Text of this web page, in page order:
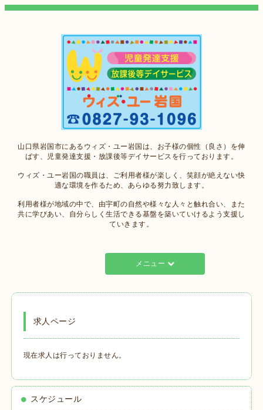
山口県岩国市にあるウィズ・ユー岩国は、お子様の個性（良さ）を伸
ばす、児童発達支援・放課後等デイサービスを行っております。
ウィズ・ユー岩国の職員は、ご利用者様が楽しく、笑顔が絶えない快
適な環境を作るため、あらゆる努力致します。
利用者様が地域の中で、由宇町の自然や様々な人々と触れ合い、また
共に学びあい、自分らしく生活できる基盤を築いていけるよう支援し
ていきます。
メニュー
求人ページ
現在求人は行っておりません。
スケジュール